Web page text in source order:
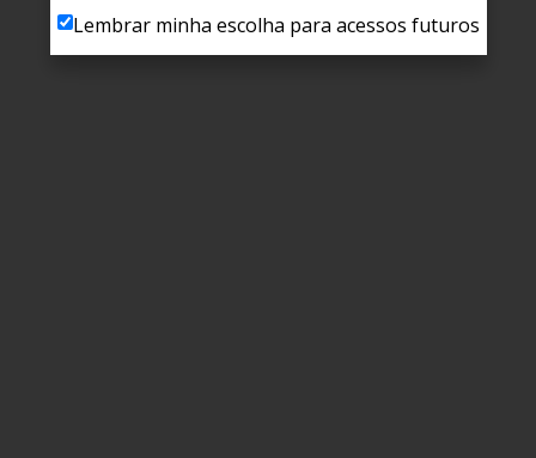
Lembrar minha escolha para acessos futuros